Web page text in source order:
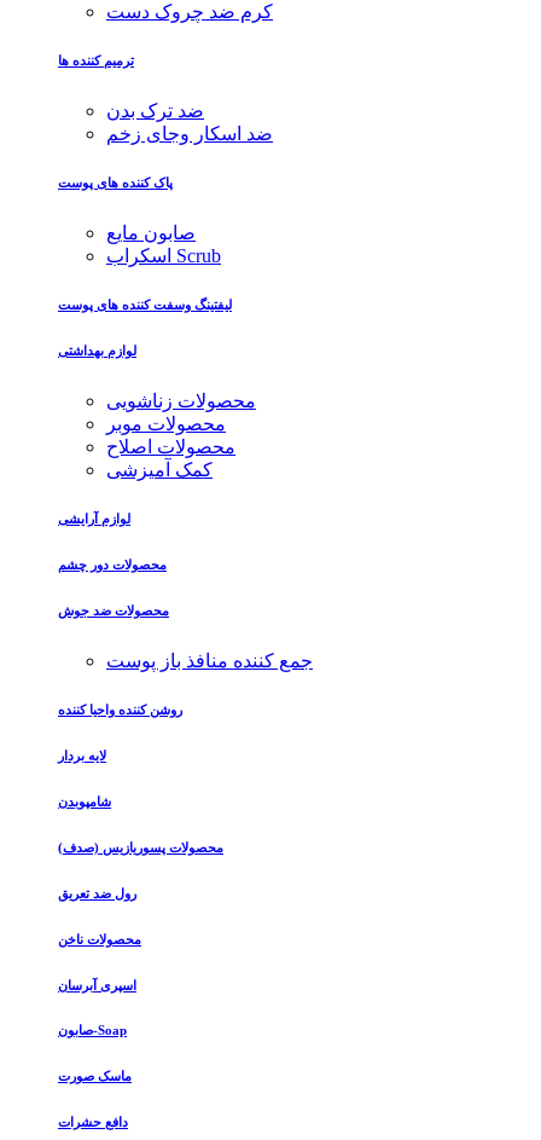
کرم ضد چروک دست
ترمیم کننده ها
ضد ترک بدن
ضد اسکار وجای زخم
پاک کننده های پوست
صابون مایع
اسکراب Scrub
لیفتینگ وسفت کننده های پوست
لوازم بهداشتی
محصولات زناشویی
محصولات موبر
محصولات اصلاح
کمک آمیزشی
لوازم آرایشی
محصولات دور چشم
محصولات ضد جوش
جمع کننده منافذ باز پوست
روشن کننده واحیا کننده
لایه بردار
شامپوبدن
محصولات پسوریازیس (صدف)
رول ضد تعریق
محصولات ناخن
اسپری آبرسان
صابون-Soap
ماسک صورت
دافع حشرات